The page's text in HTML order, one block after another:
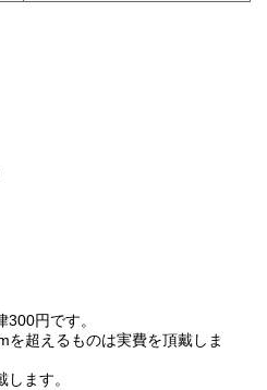
円です。
超えるものは実費を頂戴しま
ます。